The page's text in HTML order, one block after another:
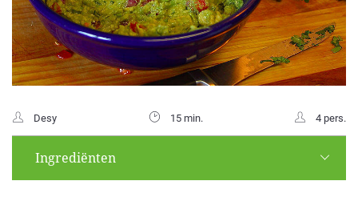
Desy 15 min. 4 pers.
Ingrediënten